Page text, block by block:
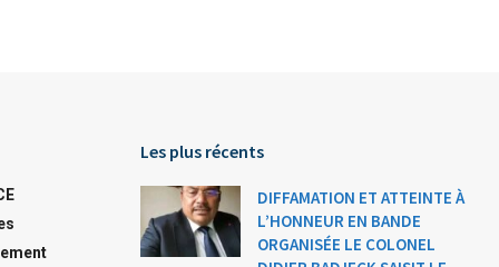
Les plus récents
DIFFAMATION ET ATTEINTE À
L’HONNEUR EN BANDE
ORGANISÉE LE COLONEL